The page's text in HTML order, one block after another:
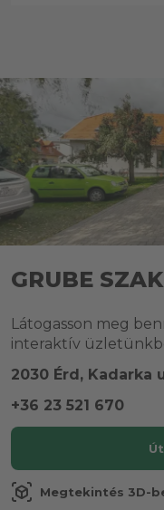
GRUBE
Látogasson meg
interaktív
2030 Érd, Kadarka
+36 23 521 670
view_in_ar Megtekintés 3D-